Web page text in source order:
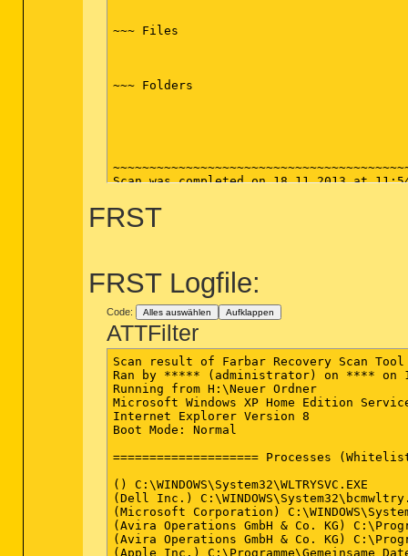
~~~ Files
~~~ Folders
Scan was completed on 18.11.2013 at
FRST
FRST Logfile:
Code: Alles auswählen Aufklappen
ATTFilter
Scan result of Farbar Recovery Scan
Ran by ***** (administrator) on **** on
Running from H:\Neuer Ordner
Microsoft Windows XP Home Edition
Internet Explorer Version 8
Boot Mode: Normal
==================== Processes
() C:\WINDOWS\System32\WLTRYSVC.EXE
(Dell Inc.)
(Microsoft Corporation)
(Avira Operations GmbH & Co. KG)
(Avira Operations GmbH & Co. KG)
(Apple Inc.) C:\Programme\Gemeinsame